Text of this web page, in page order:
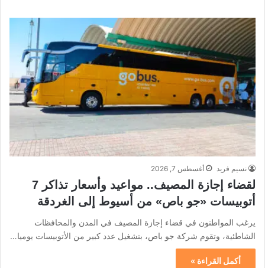
نسيم فريد أغسطس 7, 2026
لقضاء إجازة المصيف.. مواعيد وأسعار تذاكر 7
أتوبيسات «جو باص» من أسيوط إلى الغردقة
يرغب المواطنون في قضاء إجازة المصيف في المدن والمحافظات
الشاطئية، وتقوم شركة جو باص، بتشغيل عدد كبير من الأتوبيسات يوميا…
أكمل القراءة »